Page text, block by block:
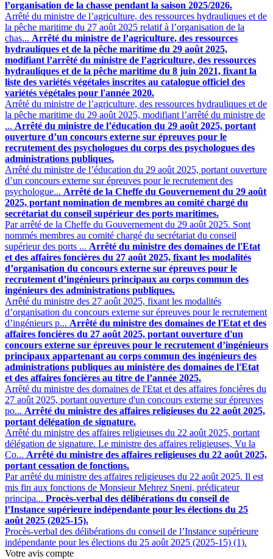
l’organisation de la chasse pendant la saison 2025/2026.
Arrêté du ministre de l’agriculture, des ressources hydrauliques et de
la pêche maritime du 27 août 2025 relatif à l’organisation de la
chas... Arrêté du ministre de l’agriculture, des ressources
hydrauliques et de la pêche maritime du 29 août 2025,
modifiant l’arrêté du ministre de l’agriculture, des ressources
hydrauliques et de la pêche maritime du 8 juin 2021, fixant la
liste des variétés végétales inscrites au catalogue officiel des
variétés végétales pour l'année 2020.
Arrêté du ministre de l’agriculture, des ressources hydrauliques et de
la pêche maritime du 29 août 2025, modifiant l’arrêté du ministre de
... Arrêté du ministre de l’éducation du 29 août 2025, portant
ouverture d’un concours externe sur épreuves pour le
recrutement des psychologues du corps des psychologues des
administrations publiques.
Arrêté du ministre de l’éducation du 29 août 2025, portant ouverture
d’un concours externe sur épreuves pour le recrutement des
psychologue... Arrêté de la Cheffe du Gouvernement du 29 août
2025, portant nomination de membres au comité chargé du
secrétariat du conseil supérieur des ports maritimes.
Par arrêté de la Cheffe du Gouvernement du 29 août 2025. Sont
nommés membres au comité chargé du secrétariat du conseil
supérieur des ports ... Arrêté du ministre des domaines de l'Etat
et des affaires foncières du 27 août 2025, fixant les modalités
d’organisation du concours externe sur épreuves pour le
recrutement d’ingénieurs principaux au corps commun des
ingénieurs des administrations publiques.
Arrêté du ministre des 27 août 2025, fixant les modalités
d’organisation du concours externe sur épreuves pour le recrutement
d’ingénieurs p... Arrêté du ministre des domaines de l'Etat et des
affaires foncières du 27 août 2025, portant ouverture d'un
concours externe sur épreuves pour le recrutement d’ingénieurs
principaux appartenant au corps commun des ingénieurs des
administrations publiques au ministère des domaines de l'Etat
et des affaires foncières au titre de l’année 2025.
Arrêté du ministre des domaines de l'Etat et des affaires foncières du
27 août 2025, portant ouverture d'un concours externe sur épreuves
po... Arrêté du ministre des affaires religieuses du 22 août 2025,
portant délégation de signature.
Arrêté du ministre des affaires religieuses du 22 août 2025, portant
délégation de signature. Le ministre des affaires religieuses, Vu la
Co... Arrêté du ministre des affaires religieuses du 22 août 2025,
portant cessation de fonctions.
Par arrêté du ministre des affaires religieuses du 22 août 2025. Il est
mis fin aux fonctions de Monsieur Mehrez Sneni, prédicateur
principa... Procès-verbal des délibérations du conseil de
l’Instance supérieure indépendante pour les élections du 25
août 2025 (2025-15).
Procès-verbal des délibérations du conseil de l’Instance supérieure
indépendante pour les élections du 25 août 2025 (2025-15) (1).
Votre avis compte